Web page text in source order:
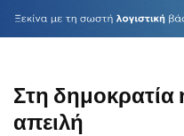
Στη δημοκρατία
απειλή